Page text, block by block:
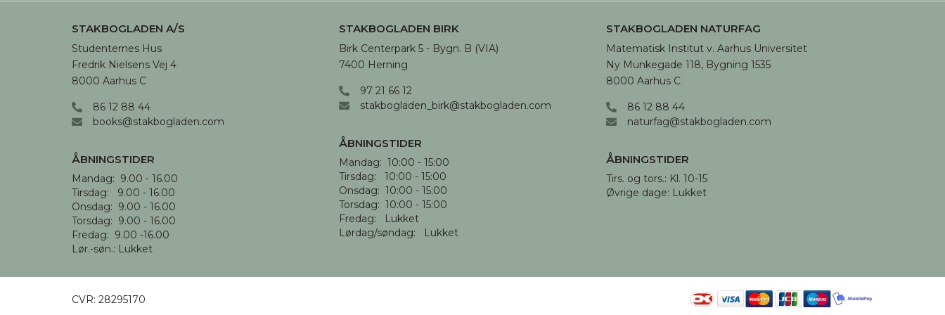
STAKBOGLADEN A/S
Studenternes Hus
Fredrik Nielsens Vej 4
8000 Aarhus C
86 12 88 44
books@stakbogladen.com
ÅBNINGSTIDER
Mandag:  9.00 - 16.00
Tirsdag:   9.00 - 16.00
Onsdag:  9.00 - 16.00
Torsdag:  9.00 - 16.00
Fredag:  9.00 -16.00
Lør.-søn.: Lukket
STAKBOGLADEN BIRK
Birk Centerpark 5 - Bygn. B (VIA)
7400 Herning
97 21 66 12
stakbogladen_birk@stakbogladen.com
ÅBNINGSTIDER
Mandag:  10:00 - 15:00
Tirsdag:   10:00 - 15:00
Onsdag:  10:00 - 15:00
Torsdag:  10:00 - 15:00
Fredag:   Lukket
Lørdag/søndag:   Lukket
STAKBOGLADEN NATURFAG
Matematisk Institut v. Aarhus Universitet
Ny Munkegade 118, Bygning 1535
8000 Aarhus C
86 12 88 44
naturfag@stakbogladen.com
ÅBNINGSTIDER
Tirs. og tors.: Kl. 10-15
Øvrige dage: Lukket
CVR: 28295170